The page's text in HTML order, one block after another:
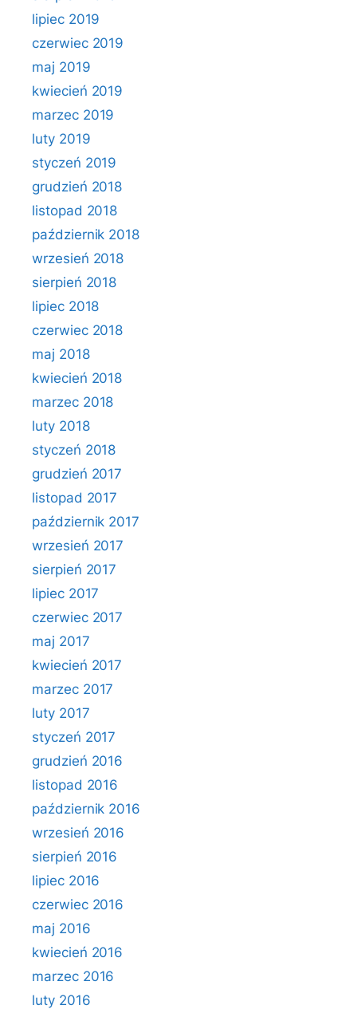
lipiec 2019
czerwiec 2019
maj 2019
kwiecień 2019
marzec 2019
luty 2019
styczeń 2019
grudzień 2018
listopad 2018
październik 2018
wrzesień 2018
sierpień 2018
lipiec 2018
czerwiec 2018
maj 2018
kwiecień 2018
marzec 2018
luty 2018
styczeń 2018
grudzień 2017
listopad 2017
październik 2017
wrzesień 2017
sierpień 2017
lipiec 2017
czerwiec 2017
maj 2017
kwiecień 2017
marzec 2017
luty 2017
styczeń 2017
grudzień 2016
listopad 2016
październik 2016
wrzesień 2016
sierpień 2016
lipiec 2016
czerwiec 2016
maj 2016
kwiecień 2016
marzec 2016
luty 2016